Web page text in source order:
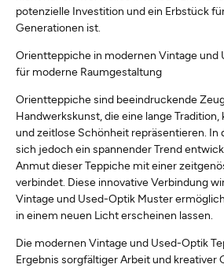
potenzielle Investition und ein Erbstück
Generationen ist.
Orientteppiche in modernen Vintage und
für moderne Raumgestaltung
Orientteppiche sind beeindruckende
Handwerkskunst, die eine lange
und zeitlose Schönheit repräsentieren. In
sich jedoch ein spannender Trend
Anmut dieser Teppiche mit einer
verbindet. Diese innovative Verbindung
Vintage und Used-Optik Muster
in einem neuen Licht erscheinen lassen.
Die modernen Vintage und Used-Optik
Ergebnis sorgfältiger Arbeit und kreativer